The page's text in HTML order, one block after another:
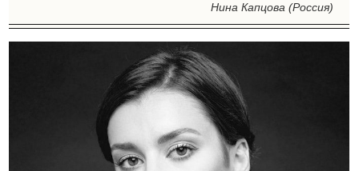
Нина Капцова (Россия)